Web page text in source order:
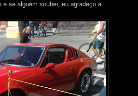
se alguém souber, eu agradeço a